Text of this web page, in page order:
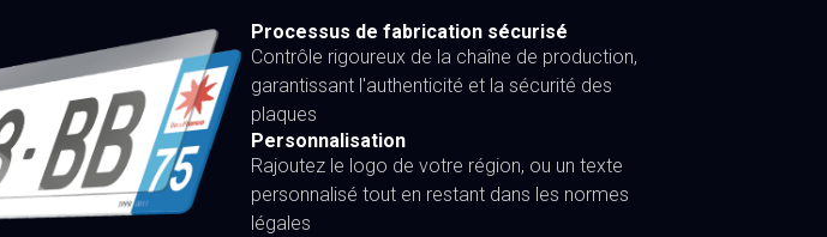
Processus de fabrication sécurisé
Contrôle rigoureux de la chaîne de production,
garantissant l'authenticité et la sécurité des
plaques
Personnalisation
Rajoutez le logo de votre région, ou un texte
personnalisé tout en restant dans les normes
légales